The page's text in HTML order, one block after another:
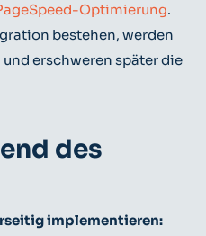
Optimierung.
bestehen, werden
erschweren später die
des
implementieren: